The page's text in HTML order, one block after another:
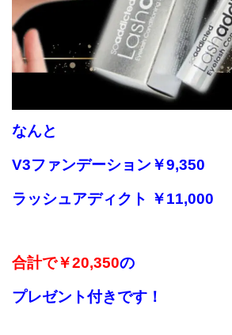
なんと
V3ファンデーション￥9,350
ラッシュアディクト ￥11,000
合計で￥20,350の
プレゼント付きです！